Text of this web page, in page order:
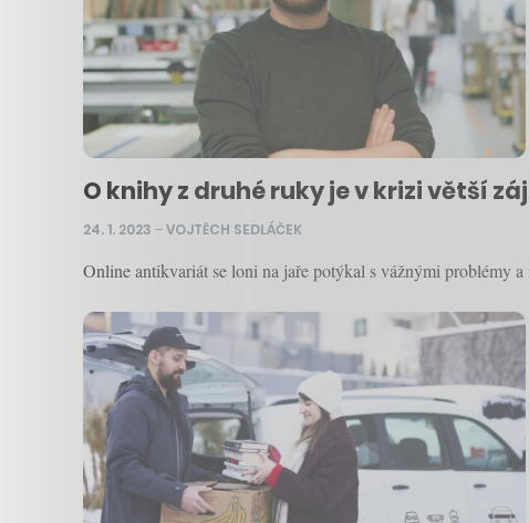
O knihy z druhé ruky je v krizi větší
24. 1. 2023 –VOJTĚCH SEDLÁČEK
Online antikvariát se loni na jaře potýkal s vážnými problémy